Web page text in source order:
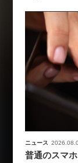
ニュース
普通のスマ